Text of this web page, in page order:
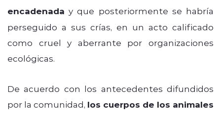
encadenada y que posteriormente se habría
perseguido a sus crías, en un acto calificado
como cruel y aberrante por organizaciones
ecológicas.
De acuerdo con los antecedentes difundidos
por la comunidad, los cuerpos de los animales